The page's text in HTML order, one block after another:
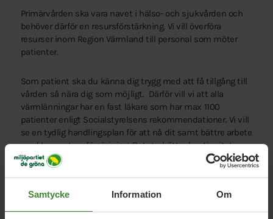
Samtycke Information Om
Primärvården ska vara navet i hälso- och sjukvården och
behöver därför en resursförstärkning. Vi vill överföra
resurser inom Region Värmland till personal som möter
patienter.
Som patient ska du känna dig trygg med att få tillgång till
vården så nära dig som möjligt. Därför vill vi att alla
värmlänningar har en fast läkare som har max 1100
patienter enligt Socialstyrelsens rekommendationer. Vi vill
se en tydlig handlingsplan för att nå dit samt bättre arbete
med kompetensförsörjning. Det ger bättre kontinuitet,
vårdkvalitet och möjlighet att samverka med andra delar
av vården och kommunerna.
För en trygg vård i hela Värmland behöver akutsjukvården i
Arvika, Torsby och Karlstad finnas kvar. Vi vill även fortsatt